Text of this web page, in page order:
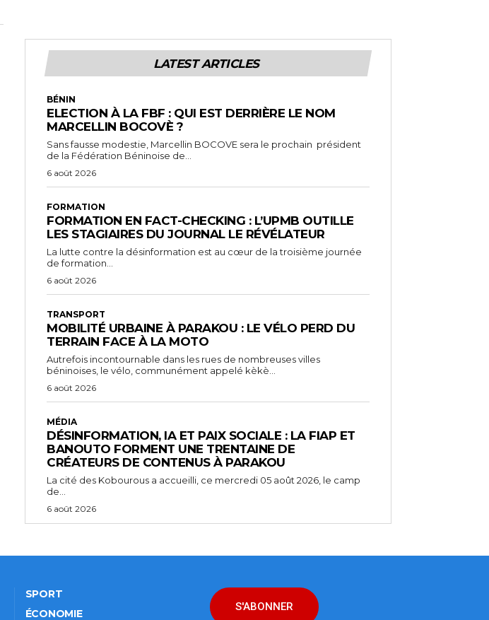
LATEST ARTICLES
BÉNIN
ELECTION À LA FBF : QUI EST DERRIÈRE LE NOM
MARCELLIN BOCOVÈ ?
Sans fausse modestie, Marcellin BOCOVE sera le prochain président
de la Fédération Béninoise de...
6 août 2026
FORMATION
FORMATION EN FACT-CHECKING : L’UPMB OUTILLE
LES STAGIAIRES DU JOURNAL LE RÉVÉLATEUR
La lutte contre la désinformation est au cœur de la troisième journée
de formation...
6 août 2026
TRANSPORT
MOBILITÉ URBAINE À PARAKOU : LE VÉLO PERD DU
TERRAIN FACE À LA MOTO
Autrefois incontournable dans les rues de nombreuses villes
béninoises, le vélo, communément appelé kèkè...
6 août 2026
MÉDIA
DÉSINFORMATION, IA ET PAIX SOCIALE : LA FIAP ET
BANOUTO FORMENT UNE TRENTAINE DE
CRÉATEURS DE CONTENUS À PARAKOU
La cité des Kobourous a accueilli, ce mercredi 05 août 2026, le camp
de...
6 août 2026
SPORT
ÉCONOMIE
S'ABONNER